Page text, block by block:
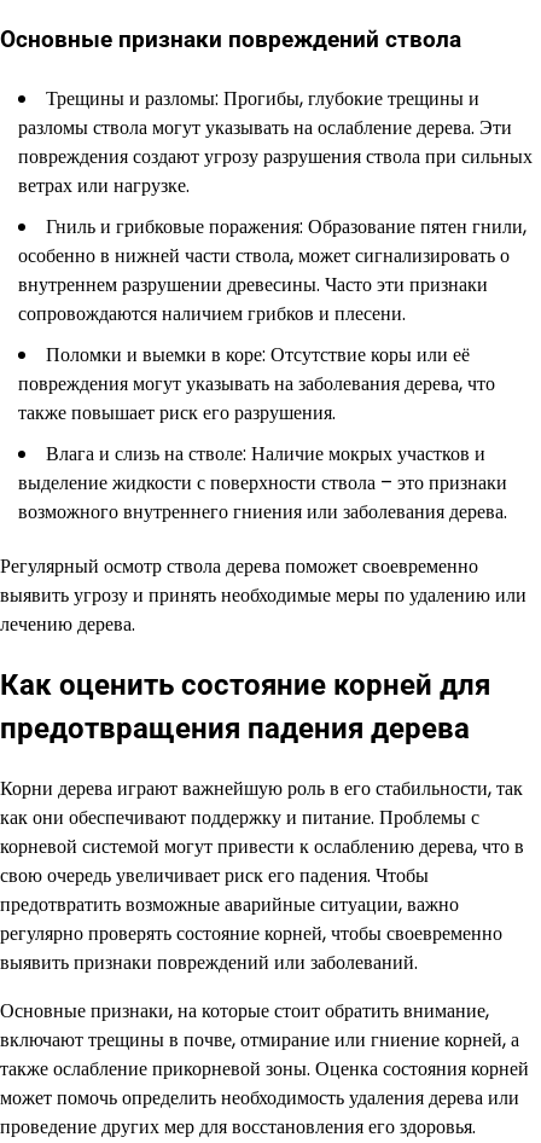
Основные признаки повреждений ствола
Трещины и разломы: Прогибы, глубокие трещины и
разломы ствола могут указывать на ослабление дерева. Эти
повреждения создают угрозу разрушения ствола при сильных
ветрах или нагрузке.
Гниль и грибковые поражения: Образование пятен гнили,
особенно в нижней части ствола, может сигнализировать о
внутреннем разрушении древесины. Часто эти признаки
сопровождаются наличием грибков и плесени.
Поломки и выемки в коре: Отсутствие коры или её
повреждения могут указывать на заболевания дерева, что
также повышает риск его разрушения.
Влага и слизь на стволе: Наличие мокрых участков и
выделение жидкости с поверхности ствола – это признаки
возможного внутреннего гниения или заболевания дерева.
Регулярный осмотр ствола дерева поможет своевременно
выявить угрозу и принять необходимые меры по удалению или
лечению дерева.
Как оценить состояние корней для
предотвращения падения дерева
Корни дерева играют важнейшую роль в его стабильности, так
как они обеспечивают поддержку и питание. Проблемы с
корневой системой могут привести к ослаблению дерева, что в
свою очередь увеличивает риск его падения. Чтобы
предотвратить возможные аварийные ситуации, важно
регулярно проверять состояние корней, чтобы своевременно
выявить признаки повреждений или заболеваний.
Основные признаки, на которые стоит обратить внимание,
включают трещины в почве, отмирание или гниение корней, а
также ослабление прикорневой зоны. Оценка состояния корней
может помочь определить необходимость удаления дерева или
проведение других мер для восстановления его здоровья.